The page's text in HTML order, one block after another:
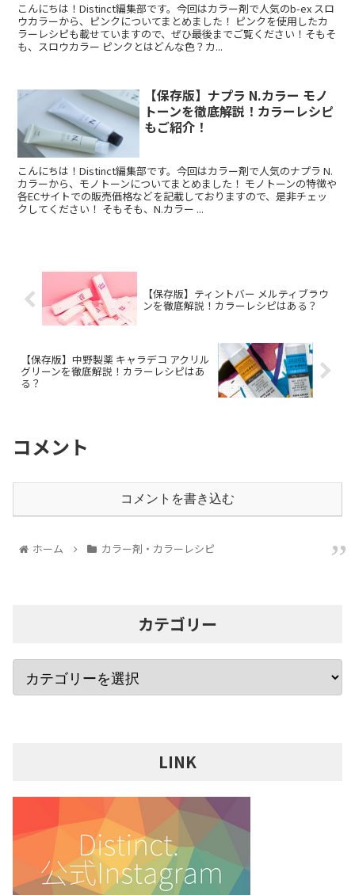
こんにちは！Distinct編集部です。今回はカラー剤で人気のb-ex スロ
ウカラーから、ピンクについてまとめました！ ピンクを使用したカ
ラーレシピも載せていますので、ぜひ最後までご覧ください！そもそ
も、スロウカラー ピンクとはどんな色？カ...
【保存版】ナプラ N.カラー モノ
トーンを徹底解説！カラーレシピ
もご紹介！
こんにちは！Distinct編集部です。今回はカラー剤で人気のナプラ N.
カラーから、モノトーンについてまとめました！ モノトーンの特徴や
各ECサイトでの販売価格などを記載しておりますので、是非チェッ
クしてください！ そもそも、N.カラー ...
【保存版】ティントバー メルティブラウ
ンを徹底解説！カラーレシピはある？
【保存版】中野製薬 キャラデコ アクリル
グリーンを徹底解説！カラーレシピはあ
る？
コメント
コメントを書き込む
ホーム カラー剤・カラーレシピ
カテゴリー
LINK